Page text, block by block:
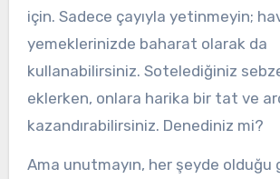
için. Sadece çayıyla yetinmeyin;
yemeklerinizde baharat olarak da
kullanabilirsiniz. Sotelediğiniz
eklerken, onlara harika bir tat ve
kazandırabilirsiniz. Denediniz mi?
Ama unutmayın, her şeyde olduğu